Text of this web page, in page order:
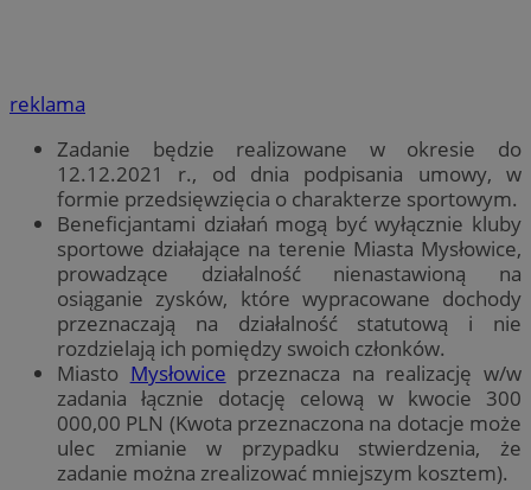
reklama
Zadanie będzie realizowane w okresie do
12.12.2021 r., od dnia podpisania umowy, w
formie przedsięwzięcia o charakterze sportowym.
Beneficjantami działań mogą być wyłącznie kluby
sportowe działające na terenie Miasta Mysłowice,
prowadzące działalność nienastawioną na
osiąganie zysków, które wypracowane dochody
przeznaczają na działalność statutową i nie
rozdzielają ich pomiędzy swoich członków.
Miasto Mysłowice przeznacza na realizację w/w
zadania łącznie dotację celową w kwocie 300
000,00 PLN (Kwota przeznaczona na dotacje może
ulec zmianie w przypadku stwierdzenia, że
zadanie można zrealizować mniejszym kosztem).